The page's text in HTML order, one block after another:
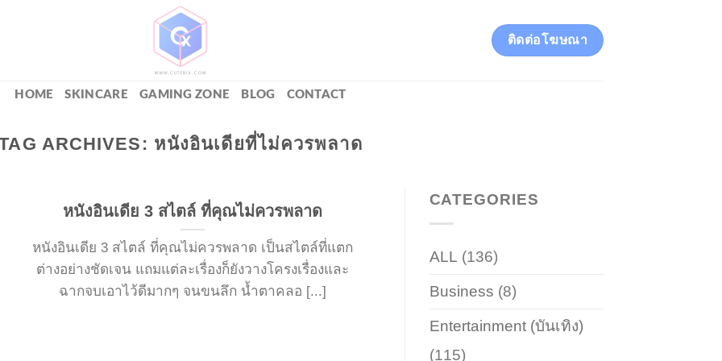
ติดต่อโฆษณา
HOME SKINCARE GAMING ZONE BLOG CONTACT
ARCHIVES: หนังอินเดียที่ไม่ควรพลาด
หนังอินเดีย 3 สไตล์ ที่คุณไม่ควรพลาด
หนังอินเดีย 3 สไตล์ ที่คุณไม่ควรพลาด เป็นสไตล์ที่แตก
ต่างอย่างชัดเจน แถมแต่ละเรื่องก็ยังวางโครงเรื่องและ
ฉากจบเอาไว้ดีมากๆ จนขนลึก น้ำตาคลอ [...]
CATEGORIES
ALL (136)
Business (8)
Entertainment (บันเทิง)
(115)